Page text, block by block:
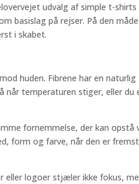
udvalg af simple t-shirts
basislag på rejser. På den
i skabet.
huden. Fibrene har en naturlig
når temperaturen stiger, eller du
fornemmelse, der kan opstå
form og farve, når den er
eller logoer stjæler ikke fokus,